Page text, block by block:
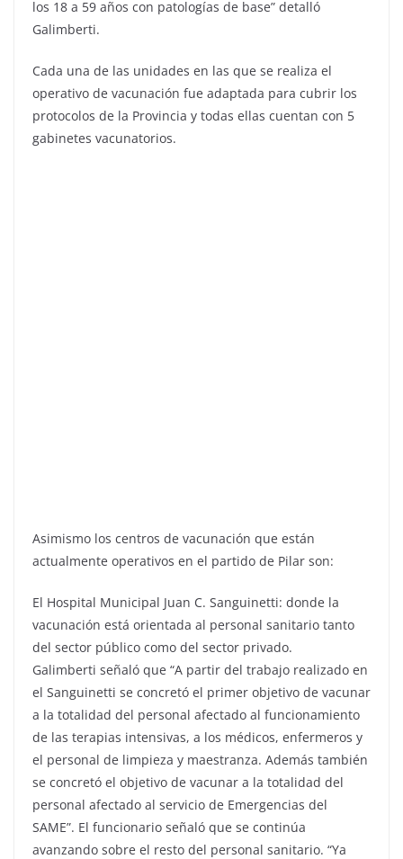
los 18 a 59 años con patologías de base” detalló
Galimberti.
Cada una de las unidades en las que se realiza el
operativo de vacunación fue adaptada para cubrir los
protocolos de la Provincia y todas ellas cuentan con 5
gabinetes vacunatorios.
Asimismo los centros de vacunación que están
actualmente operativos en el partido de Pilar son:
El Hospital Municipal Juan C. Sanguinetti: donde la
vacunación está orientada al personal sanitario tanto
del sector público como del sector privado.
Galimberti señaló que “A partir del trabajo realizado en
el Sanguinetti se concretó el primer objetivo de vacunar
a la totalidad del personal afectado al funcionamiento
de las terapias intensivas, a los médicos, enfermeros y
el personal de limpieza y maestranza. Además también
se concretó el objetivo de vacunar a la totalidad del
personal afectado al servicio de Emergencias del
SAME”. El funcionario señaló que se continúa
avanzando sobre el resto del personal sanitario. “Ya